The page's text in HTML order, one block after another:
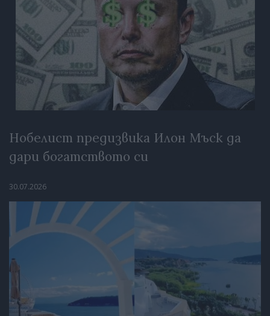
Нобелист предизвика Илон Мъск да
дари богатството си
30.07.2026